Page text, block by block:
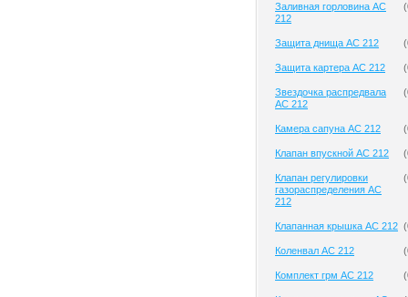
Заливная горловина AC
212
(
Защита днища AC 212 (
Защита картера AC 212 (
Звездочка распредвала
AC 212
(
Камера сапуна AC 212 (
Клапан впускной AC 212 (
Клапан регулировки
газораспределения AC
212
(
Клапанная крышка AC 212 (
Коленвал AC 212 (
Комплект грм AC 212 (